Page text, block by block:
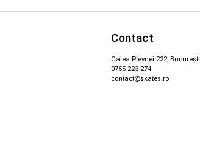
Contact
Calea Plevnei 222, București
0755 223 274
contact@skates.ro